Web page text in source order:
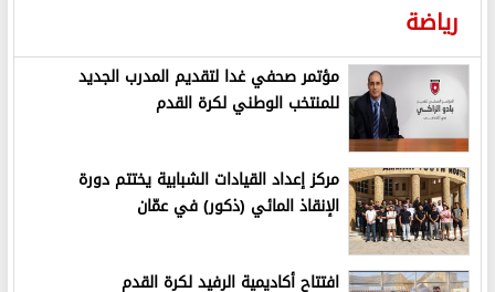
رياضة
مؤتمر صحفي غدا لتقديم المدرب الجديد
للمنتخب الوطني لكرة القدم
مركز إعداد القيادات الشبابية يختتم دورة
الإنقاذ المائي (ذكور) في عمّان
افتتاح أكاديمية الرفيد لكرة القدم